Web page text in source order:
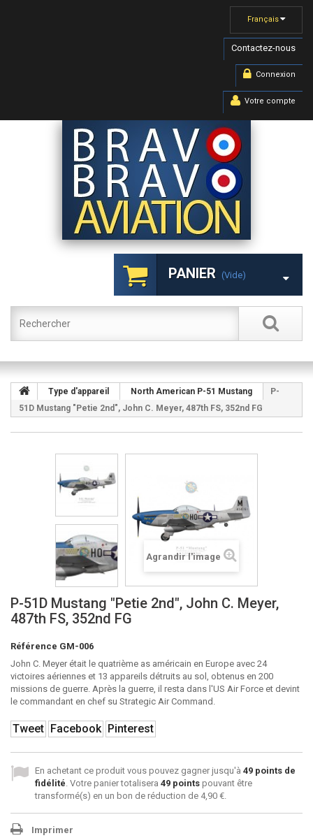
Français
Contactez-nous
Connexion
Votre compte
PANIER (vide)
Type d'appareil North American P-51 Mustang
P-
51D Mustang "Petie 2nd", John C. Meyer, 487th FS, 352nd FG
Agrandir l'image
P-51D Mustang "Petie 2nd", John C. Meyer,
487th FS, 352nd FG
Référence GM-006
John C. Meyer était le quatrième as américain en Europe avec 24
victoires aériennes et 13 appareils détruits au sol, obtenus en 200
missions de guerre. Après la guerre, il resta dans l'US Air Force et devint
le commandant en chef su Strategic Air Command.
Tweet Facebook Pinterest
En achetant ce produit vous pouvez gagner jusqu'à 49 points de
fidélité. Votre panier totalisera 49 points pouvant être
transformé(s) en un bon de réduction de 4,90 €.
Imprimer